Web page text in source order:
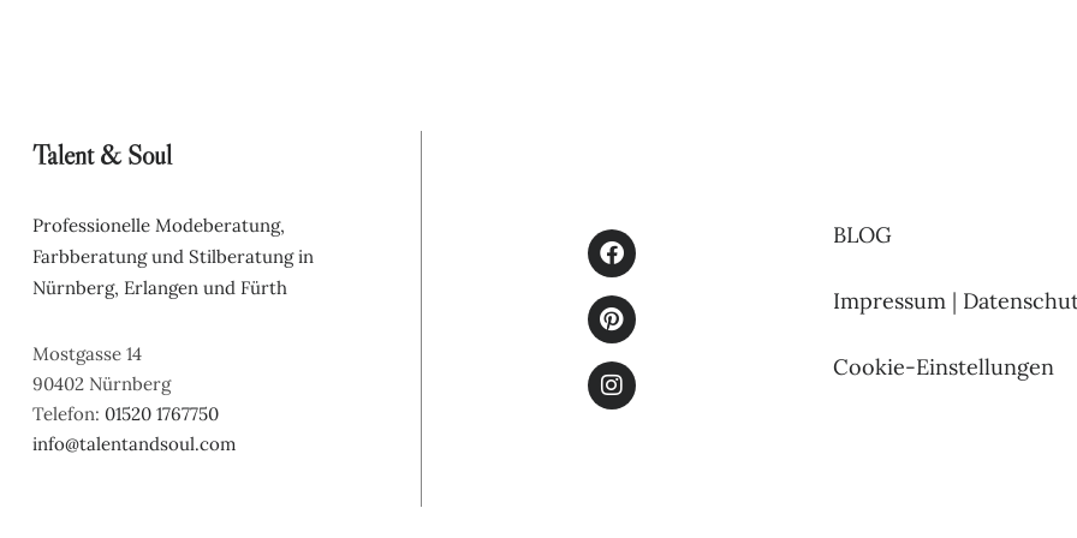
Talent & Soul
Professionelle Modeberatung,
Farbberatung und Stilberatung in
Nürnberg, Erlangen und Fürth
Mostgasse 14
90402 Nürnberg
Telefon: 01520 1767750
info@talentandsoul.com
BLOG
Impressum |
Cookie-Einstellungen